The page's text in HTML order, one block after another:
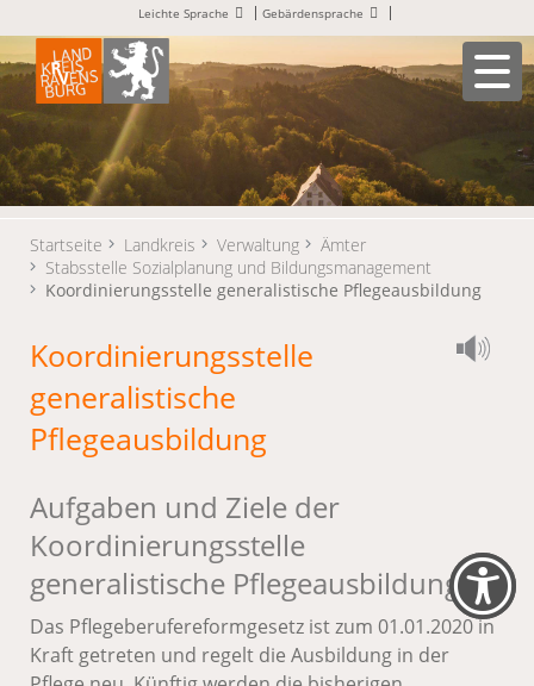
Leichte Sprache Gebärdensprache
Startseite Landkreis Verwaltung
Ämter
Stabsstelle Sozialplanung und Bildungsmanagement
Koordinierungsstelle generalistische Pflegeausbildung
Koordinierungsstelle
generalistische
Pflegeausbildung
Aufgaben und Ziele der
Koordinierungsstelle
generalistische Pflegeausbildung
Das Pflegeberufereformgesetz ist zum 01.01.2020 in
Kraft getreten und regelt die Ausbildung in der